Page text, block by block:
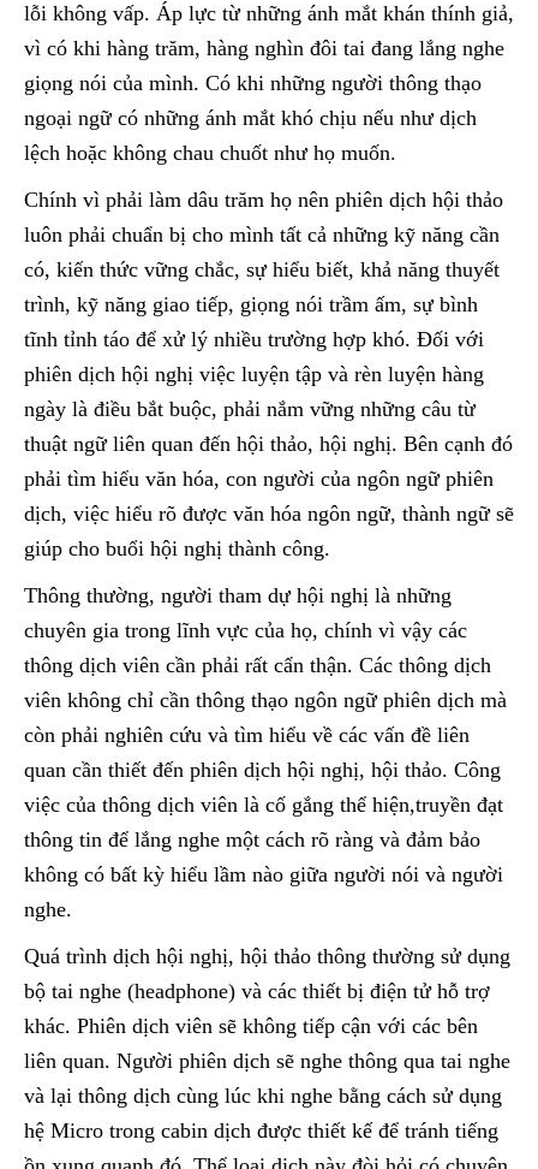
lỗi không vấp. Áp lực từ những ánh mắt khán thính giả,
vì có khi hàng trăm, hàng nghìn đôi tai đang lắng nghe
giọng nói của mình. Có khi những người thông thạo
ngoại ngữ có những ánh mắt khó chịu nếu như dịch
lệch hoặc không chau chuốt như họ muốn.
Chính vì phải làm dâu trăm họ nên phiên dịch hội thảo
luôn phải chuẩn bị cho mình tất cả những kỹ năng cần
có, kiến thức vững chắc, sự hiểu biết, khả năng thuyết
trình, kỹ năng giao tiếp, giọng nói trầm ấm, sự bình
tĩnh tỉnh táo để xử lý nhiều trường hợp khó. Đối với
phiên dịch hội nghị việc luyện tập và rèn luyện hàng
ngày là điều bắt buộc, phải nắm vững những câu từ
thuật ngữ liên quan đến hội thảo, hội nghị. Bên cạnh đó
phải tìm hiểu văn hóa, con người của ngôn ngữ phiên
dịch, việc hiểu rõ được văn hóa ngôn ngữ, thành ngữ sẽ
giúp cho buổi hội nghị thành công.
Thông thường, người tham dự hội nghị là những
chuyên gia trong lĩnh vực của họ, chính vì vậy các
thông dịch viên cần phải rất cẩn thận. Các thông dịch
viên không chỉ cần thông thạo ngôn ngữ phiên dịch mà
còn phải nghiên cứu và tìm hiểu về các vấn đề liên
quan cần thiết đến phiên dịch hội nghị, hội thảo. Công
việc của thông dịch viên là cố gắng thể hiện,truyền đạt
thông tin để lắng nghe một cách rõ ràng và đảm bảo
không có bất kỳ hiểu lầm nào giữa người nói và người
nghe.
Quá trình dịch hội nghị, hội thảo thông thường sử dụng
bộ tai nghe (headphone) và các thiết bị điện tử hỗ trợ
khác. Phiên dịch viên sẽ không tiếp cận với các bên
liên quan. Người phiên dịch sẽ nghe thông qua tai nghe
và lại thông dịch cùng lúc khi nghe bằng cách sử dụng
hệ Micro trong cabin dịch được thiết kế để tránh tiếng